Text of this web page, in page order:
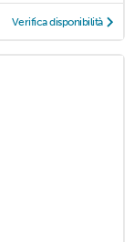
Verifica disponibilità